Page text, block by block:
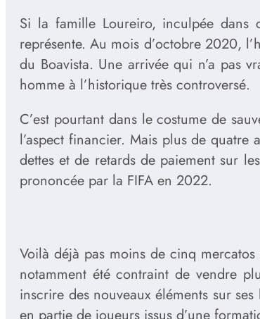
Si la famille Loureiro, inculpée dans
représente. Au mois d’octobre 2020,
du Boavista. Une arrivée qui n’a pas
homme à l’historique très controversé.
C’est pourtant dans le costume de
l’aspect financier. Mais plus de quatre
dettes et de retards de paiement sur
prononcée par la FIFA en 2022.
Voilà déjà pas moins de cinq
notamment été contraint de vendre
inscrire des nouveaux éléments sur